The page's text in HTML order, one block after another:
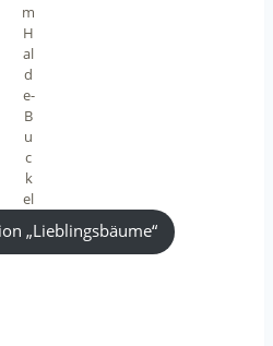
m
H
al
d
e-
B
u
c
k
el
„Lieblingsbäume“